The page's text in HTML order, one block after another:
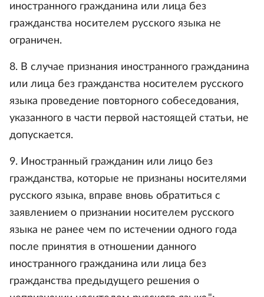
иностранного гражданина или лица без
гражданства носителем русского языка не
ограничен.
8. В случае признания иностранного гражданина
или лица без гражданства носителем русского
языка проведение повторного собеседования,
указанного в части первой настоящей статьи, не
допускается.
9. Иностранный гражданин или лицо без
гражданства, которые не признаны носителями
русского языка, вправе вновь обратиться с
заявлением о признании носителем русского
языка не ранее чем по истечении одного года
после принятия в отношении данного
иностранного гражданина или лица без
гражданства предыдущего решения о